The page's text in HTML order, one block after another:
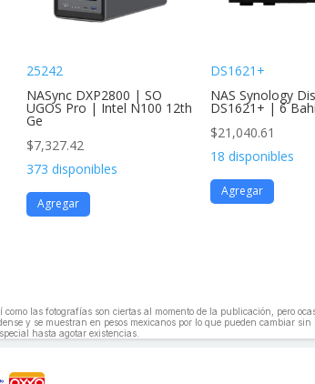
25242
NASync DXP2800 | SO
UGOS Pro | Intel N100 12th
Ge
$7,327.42
373 disponibles
Agregar
DS1621+
NAS Synology
DS1621+ | 6
$21,040.61
18 disponibles
Agregar
las fotografías son ciertas al momento de la publicación, pero
y se muestran en pesos mexicanos por lo que pueden cambiar sin
hasta agotar existencias.